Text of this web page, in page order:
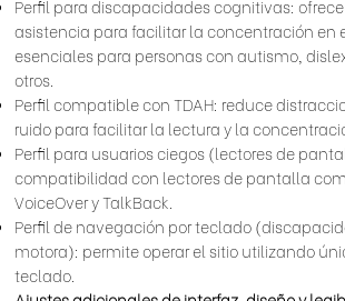
Perfil para discapacidades cognitivas:
asistencia para facilitar la concentración en
esenciales para personas con autismo,
otros.
Perfil compatible con TDAH: reduce
ruido para facilitar la lectura y la
Perfil para usuarios ciegos (lectores de
compatibilidad con lectores de pantalla
VoiceOver y TalkBack.
Perfil de navegación por teclado
motora): permite operar el sitio utilizando
teclado.